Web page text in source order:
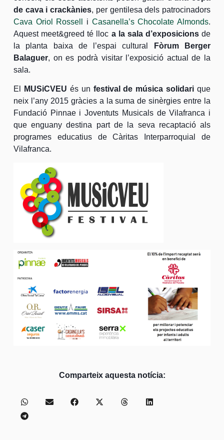
de cava i crackànies, per gentilesa dels patrocinadors
Cava Oriol Rossell
i Casanella’s Chocolate Almonds.
Aquest meet&greed té lloc a la sala d’exposicionsde
la planta baixa de l’espai cultural
Fòrum Berger
Balaguer, on es podrà visitar l’exposició actual de la
sala.
El MUSiCVEU és un festival de música solidarique
neix l’any 2015 gràcies a la suma de sinèrgies entre la
Fundació Pinnae i Joventuts Musicals de Vilafranca i
que enguany destina part de la seva recaptació als
programes educatius de Càritas Interparroquial de
Vilafranca.
Comparteix aquesta notícia: